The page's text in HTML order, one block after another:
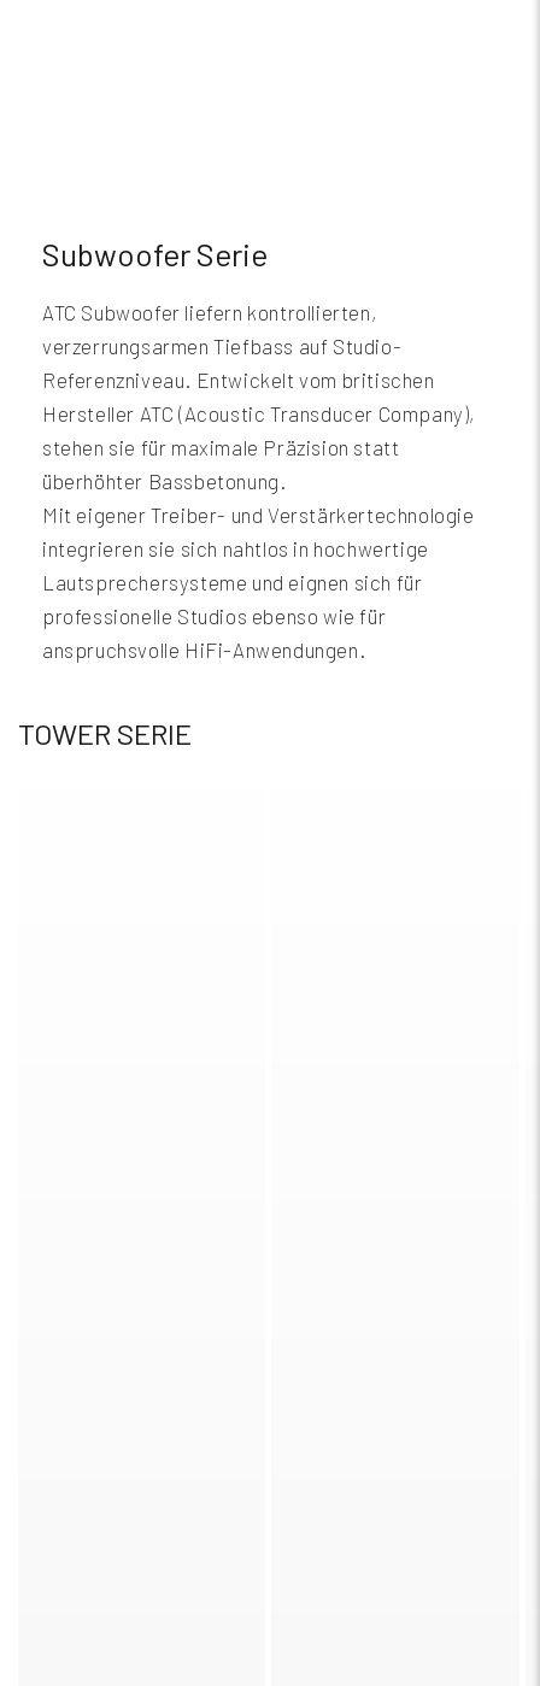
Subwoofer Serie
ATC Subwoofer liefern kontrollierten,
verzerrungsarmen Tiefbass auf Studio-
Referenzniveau. Entwickelt vom britischen
Hersteller ATC (Acoustic Transducer Company),
stehen sie für maximale Präzision statt
überhöhter Bassbetonung.
Mit eigener Treiber- und Verstärkertechnologie
integrieren sie sich nahtlos in hochwertige
Lautsprechersysteme und eignen sich für
professionelle Studios ebenso wie für
anspruchsvolle HiFi-Anwendungen.
TOWER SERIE